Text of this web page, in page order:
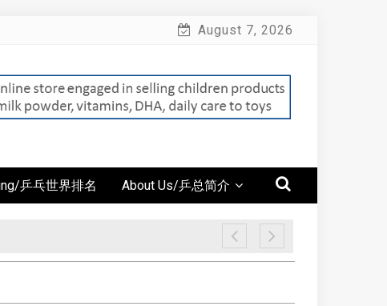
August 7, 2026
乒乓世界排名 About Us/乒总简介